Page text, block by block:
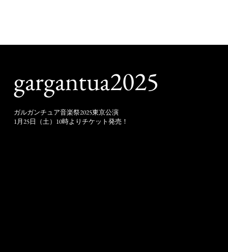
gargantua2025
ガルガンチュア音楽祭2025東京公演
1月25日（土）10時よりチケット発売！